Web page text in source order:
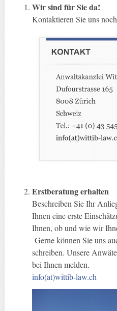
Wir sind für Sie da!
Kontaktieren Sie uns
Erstberatung erhalten
Beschreiben Sie Ihr
Ihnen eine erste
Ihnen, ob und wie wir
Gerne können Sie uns
schreiben. Unsere
bei Ihnen melden.
info(at)wittib-law.ch